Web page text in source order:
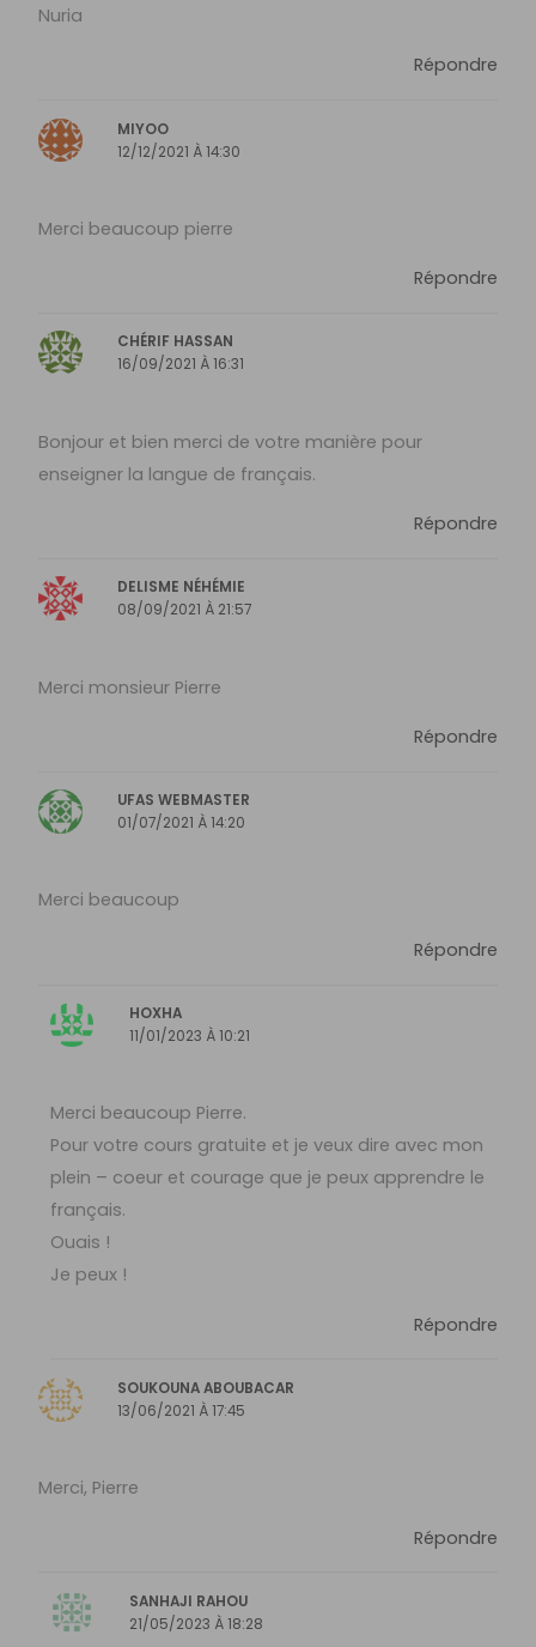
Nuria
Répondre
MIYOO
12/12/2021 À 14:30
Merci beaucoup pierre
Répondre
CHÉRIF HASSAN
16/09/2021 À 16:31
Bonjour et bien merci de votre manière pour
enseigner la langue de français.
Répondre
DELISME NÉHÉMIE
08/09/2021 À 21:57
Merci monsieur Pierre
Répondre
UFAS WEBMASTER
01/07/2021 À 14:20
Merci beaucoup
Répondre
HOXHA
11/01/2023 À 10:21
Merci beaucoup Pierre.
Pour votre cours gratuite et je veux dire avec mon
plein – coeur et courage que je peux apprendre le
français.
Ouais !
Je peux !
Répondre
SOUKOUNA ABOUBACAR
13/06/2021 À 17:45
Merci, Pierre
Répondre
SANHAJI RAHOU
21/05/2023 À 18:28